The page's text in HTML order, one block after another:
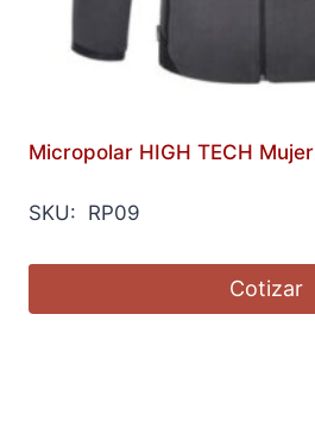
Micropolar HIGH TECH Mujer
SKU: RP09
Cotizar